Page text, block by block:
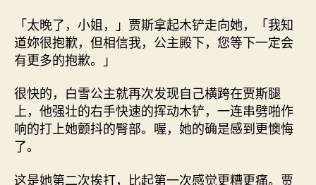
「太晚了，小姐，」贾斯拿起木铲走向她，「我知
道妳很抱歉，但相信我，公主殿下，您等下一定会
有更多的抱歉。」
很快的，白雪公主就再次发现自己横跨在贾斯腿
上，他强壮的右手快速的挥动木铲，一连串劈啪作
响的打上她颤抖的臀部。喔，她的确是感到更懊悔
了。
这是她第二次挨打，比起第一次感觉更糟更痛。贾